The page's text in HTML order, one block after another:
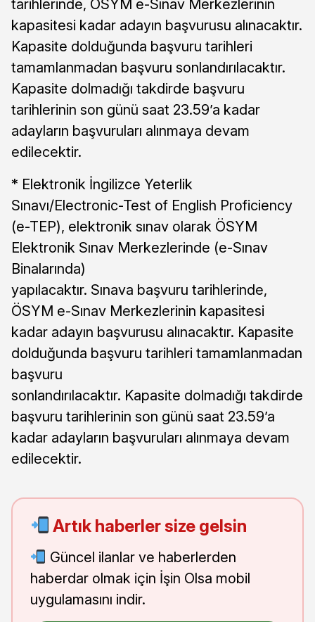
tarihlerinde, ÖSYM e-Sınav Merkezlerinin
kapasitesi kadar adayın başvurusu alınacaktır.
Kapasite dolduğunda başvuru tarihleri
tamamlanmadan başvuru sonlandırılacaktır.
Kapasite dolmadığı takdirde başvuru
tarihlerinin son günü saat 23.59’a kadar
adayların başvuruları alınmaya devam
edilecektir.
* Elektronik İngilizce Yeterlik
Sınavı/Electronic-Test of English Proficiency
(e-TEP), elektronik sınav olarak ÖSYM
Elektronik Sınav Merkezlerinde (e-Sınav
Binalarında)
yapılacaktır. Sınava başvuru tarihlerinde,
ÖSYM e-Sınav Merkezlerinin kapasitesi
kadar adayın başvurusu alınacaktır. Kapasite
dolduğunda başvuru tarihleri tamamlanmadan
başvuru
sonlandırılacaktır. Kapasite dolmadığı takdirde
başvuru tarihlerinin son günü saat 23.59’a
kadar adayların başvuruları alınmaya devam
edilecektir.
Artık haberler size gelsin
Güncel ilanlar ve haberlerden
haberdar olmak için İşin Olsa mobil
uygulamasını indir.